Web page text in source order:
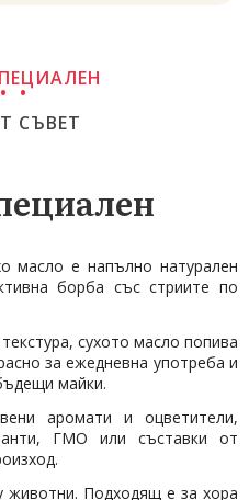
СЪВЕТ
масло е напълно натурален
борба със стриите по
сухото масло попива
за ежедневна употреба и
майки.
аромати и оцветители,
ГМО или съставки от
животни. Подходящ е за хора